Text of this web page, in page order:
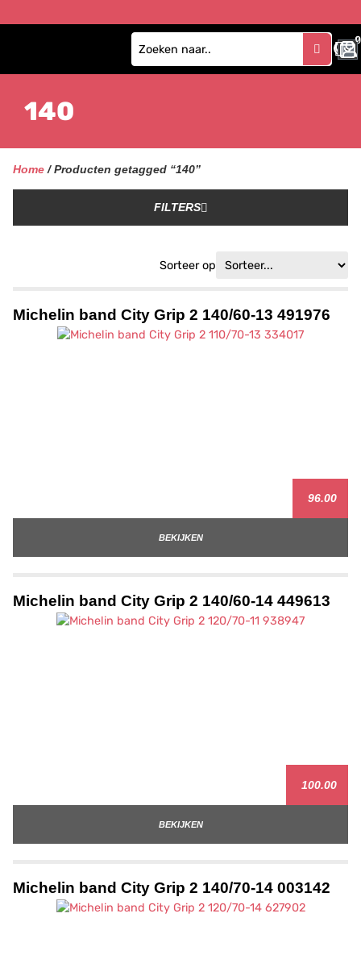
0
0
140
Home / Producten getagged “140”
FILTERS
Sorteer op
Michelin band City Grip 2 140/60-13 491976
96.00
BEKIJKEN
Michelin band City Grip 2 140/60-14 449613
100.00
BEKIJKEN
Michelin band City Grip 2 140/70-14 003142